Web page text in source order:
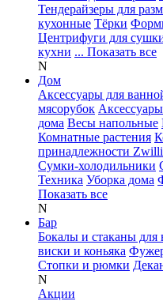
Тендерайзеры для
кухонные Тёрки
Центрифуги для
кухни ... Показать все
N
Дом
Аксессуары для
мясорубок
дома Весы напольные
Комнатные растения
принадлежности
Сумки-холодильники
Техника Уборка дома
Показать все
N
Бар
Бокалы и стаканы для
виски и коньяка
Стопки и рюмки
N
Акции